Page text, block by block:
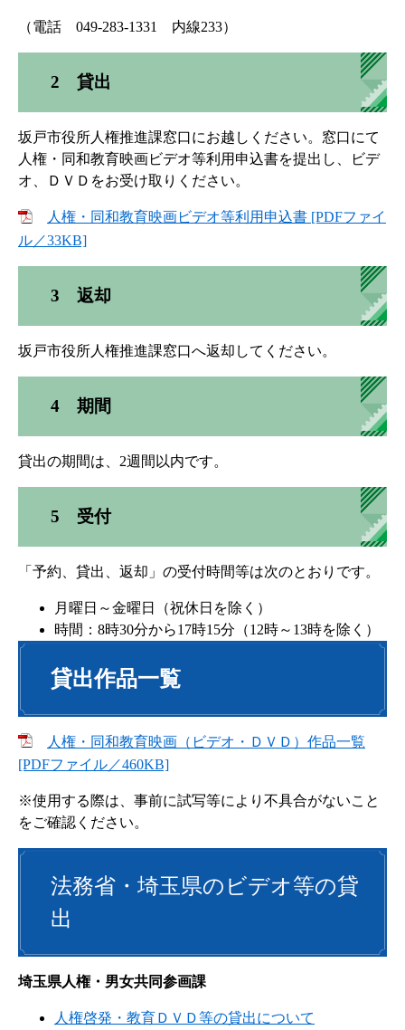
（電話 049-283-1331 内線233）
2 貸出
坂戸市役所人権推進課窓口にお越しください。窓口にて
人権・同和教育映画ビデオ等利用申込書を提出し、ビデ
オ、ＤＶＤをお受け取りください。
人権・同和教育映画ビデオ等利用申込書 [PDFファイ
ル／33KB]
3 返却
坂戸市役所人権推進課窓口へ返却してください。
4 期間
貸出の期間は、2週間以内です。
5 受付
「予約、貸出、返却」の受付時間等は次のとおりです。
月曜日～金曜日（祝休日を除く）
時間：8時30分から17時15分（12時～13時を除く）
貸出作品一覧
人権・同和教育映画（ビデオ・ＤＶＤ）作品一覧
[PDFファイル／460KB]
※使用する際は、事前に試写等により不具合がないこと
をご確認ください。
法務省・埼玉県のビデオ等の貸
出
埼玉県人権・男女共同参画課
人権啓発・教育ＤＶＤ等の貸出について